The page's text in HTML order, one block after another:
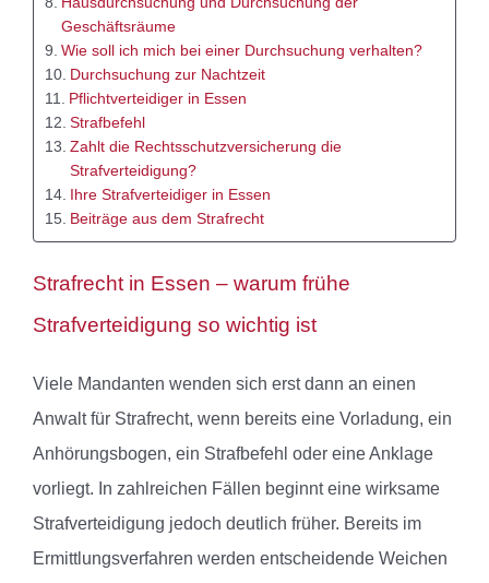
Geschäftsräume
Wie soll ich mich bei einer Durchsuchung verhalten?
Durchsuchung zur Nachtzeit
Pflichtverteidiger in Essen
Strafbefehl
Zahlt die Rechtsschutzversicherung die
Strafverteidigung?
Ihre Strafverteidiger in Essen
Beiträge aus dem Strafrecht
Strafrecht in Essen – warum frühe
Strafverteidigung so wichtig ist
Viele Mandanten wenden sich erst dann an einen
Anwalt für Strafrecht, wenn bereits eine Vorladung, ein
Anhörungsbogen, ein Strafbefehl oder eine Anklage
vorliegt. In zahlreichen Fällen beginnt eine wirksame
Strafverteidigung jedoch deutlich früher. Bereits im
Ermittlungsverfahren werden entscheidende Weichen